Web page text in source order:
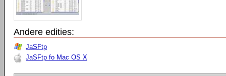
Andere edities:
JaSFtp
JaSFtp fo Mac OS X